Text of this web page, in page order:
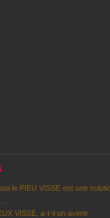
le PIEU VISSE est une
VISSE, a-t-il un avenir